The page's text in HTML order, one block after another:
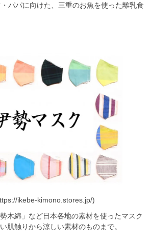
パパに向けた、三重のお魚を使った離乳食
ikebe-kimono.stores.jp/)
木綿」など日本各地の素材を使ったマスク
肌触りから涼しい素材のものまで。